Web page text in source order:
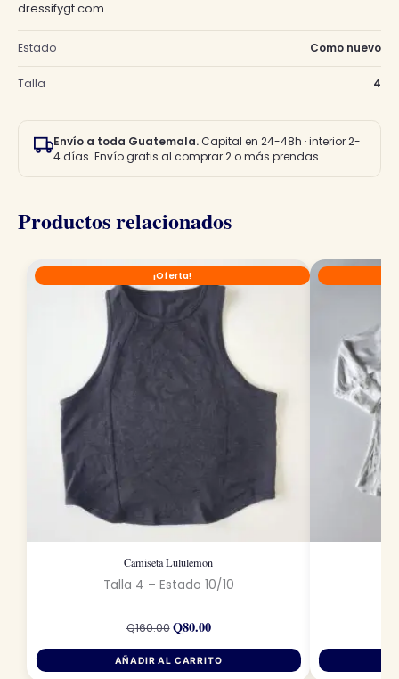
dressifygt.com.
Estado Como nuevo
Talla 4
Envío a toda Guatemala.Capital en 24-48h · interior 2-
4 días. Envío gratis al comprar 2 o más prendas.
Productos relacionados
¡Oferta!
Camiseta Lululemon
Talla 4 – Estado 10/10
Q160.00precio
era:
Q160.00.
Q80.00precio
es:
Q80.00.
AÑADIR AL CARRITO